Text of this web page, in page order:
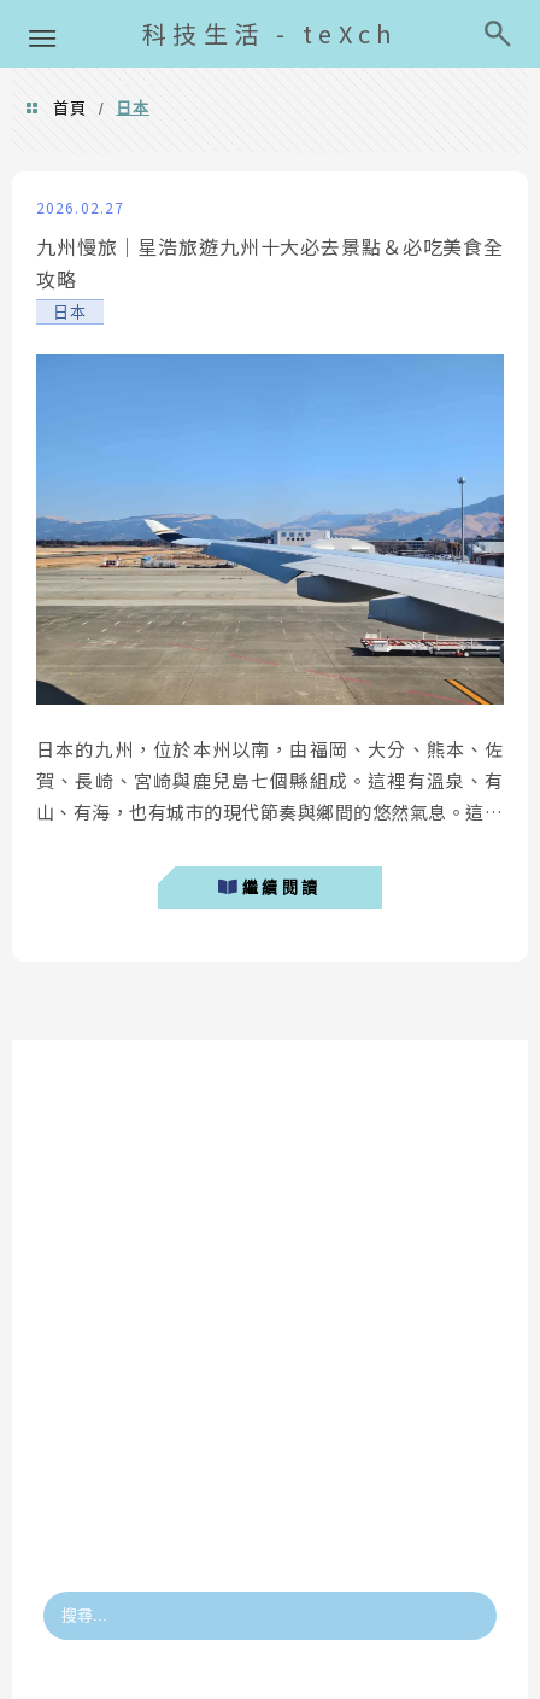
科技生活 - teXch
首頁 / 日本
2026.02.27
九州慢旅｜星浩旅遊九州十大必去景點＆必吃美食全
攻略
日本
日本的九州，位於本州以南，由福岡、大分、熊本、佐
賀、長崎、宮崎與鹿兒島七個縣組成。這裡有溫泉、有
山、有海，也有城市的現代節奏與鄉間的悠然氣息。這趟
一路往南遊走湯布院、阿蘇、熊本，一路體會「慢下來」
的旅行哲學，給自己一個深入體驗當地生活的小旅行。（
繼續閱讀